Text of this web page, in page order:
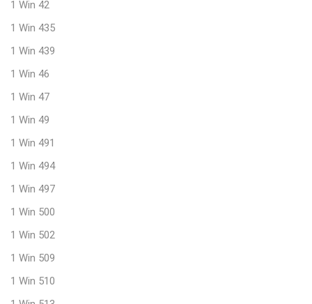
1 Win 42
1 Win 435
1 Win 439
1 Win 46
1 Win 47
1 Win 49
1 Win 491
1 Win 494
1 Win 497
1 Win 500
1 Win 502
1 Win 509
1 Win 510